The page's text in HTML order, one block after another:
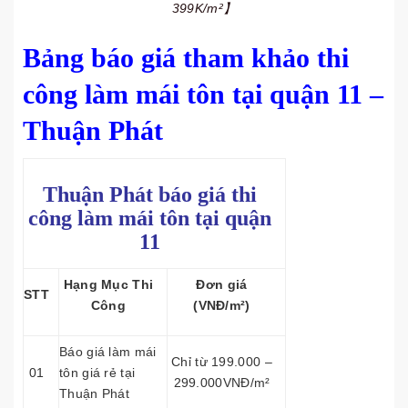
399K/m²】
Bảng báo giá tham khảo thi
công làm mái tôn tại quận 11 –
Thuận Phát
Thuận Phát báo giá thi
công làm mái tôn tại quận
11
STT
Hạng Mục Thi
Công
Đơn giá
(VNĐ/m²)
01
Báo giá làm mái
tôn giá rẻ tại
Thuận Phát
Chỉ từ 199.000 –
299.000VNĐ/m²